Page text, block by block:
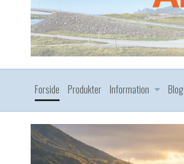
Forside Produkter Information Blog